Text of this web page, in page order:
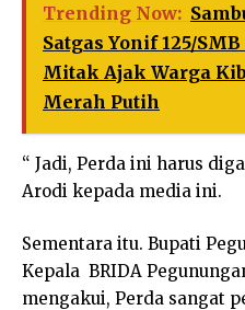
Trending Now:
Satgas Yonif 125/
Mitak Ajak Warga
Merah Putih
“ Jadi, Perda ini harus
Arodi kepada media ini.
Sementara itu. Bupati
Kepala BRIDA
mengakui, Perda sangat